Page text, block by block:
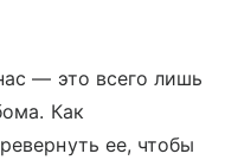
— это всего лишь
Как
ее, чтобы